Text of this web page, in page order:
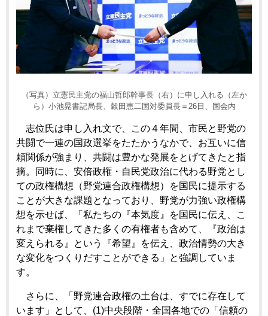
（写真）立憲民主党の福山哲郎幹事長（右）に申し入れる（左か
ら）小池晃書記局長、穀田恵二国対委員長＝26日、国会内
志位氏は申し入れ文で、この４年間、市民と野党の
共闘で一連の国政選挙をたたかうなかで、お互いに信
頼関係が強まり、共闘は豊かな発展をとげてきたと指
摘。同時に、安倍政権・自民党政治に代わる野党とし
ての政権構想（野党連合政権構想）を国民に提示する
ことが大きな課題となっており、野党が力強い政権構
想を示せば、「私たちの『本気度』を国民に伝え、こ
れまで棄権してきた多くの有権者も含めて、『政治は
変えられる』という『希望』を伝え、政治情勢の大き
な変化をつくりだすことができる」と強調していま
す。
さらに、「野党連合政権の土台は、すでに存在して
います」として、(1)中央段階・全国各地での「信頼の